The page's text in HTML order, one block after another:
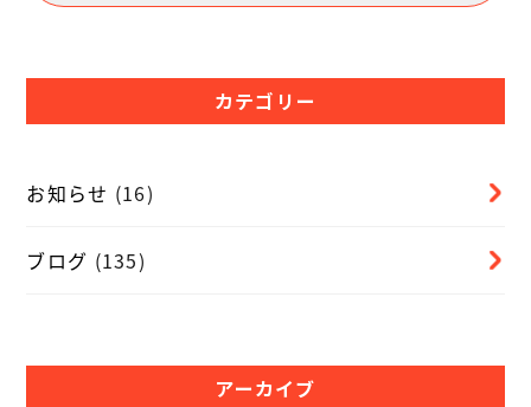
カテゴリー
お知らせ (16)
ブログ (135)
アーカイブ